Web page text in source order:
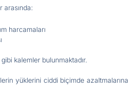
arasında:
harcamaları
kalemler bulunmaktadır.
yüklerini ciddi biçimde azaltmalarına